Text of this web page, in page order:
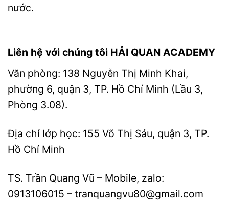
nước.
Liên hệ với chúng tôi HẢI QUAN ACADEMY
Văn phòng: 138 Nguyễn Thị Minh Khai,
phường 6, quận 3, TP. Hồ Chí Minh (Lầu 3,
Phòng 3.08).
Địa chỉ lớp học: 155 Võ Thị Sáu, quận 3, TP.
Hồ Chí Minh
TS. Trần Quang Vũ – Mobile, zalo:
0913106015 – tranquangvu80@gmail.com